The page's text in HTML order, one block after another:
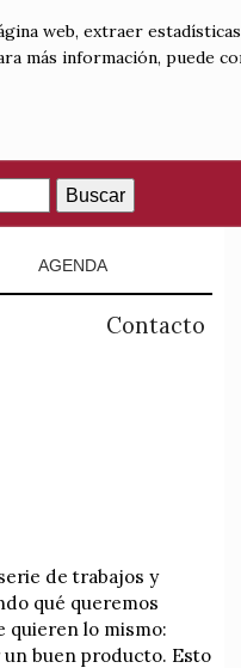
web, extraer
más información, puede
Buscar
AGENDA
Contacto
de trabajos y
qué queremos
quieren lo mismo:
buen producto. Esto